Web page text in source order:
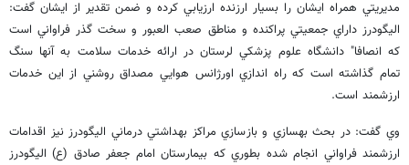
مديريتي همراه ايشان را بسيار ارزنده ارزيابي كرده و ضمن تقدير از ايشان گفت:
اليگودرز داراي جمعيتي پراكنده و مناطق صعب العبور و سخت گذر فراواني است
كه انصافا" دانشگاه علوم پزشكي لرستان در ارائه خدمات سلامت به آنها سنگ
تمام گذاشته است كه راه اندازي اورژانس هوايي مصداق روشني از اين خدمات
ارزشمند است.
وي گفت: در بحث بهسازي و بازسازي مراكز بهداشتي درماني اليگودرز نيز اقدامات
ارزشمند فراواني انجام شده بطوري كه بيمارستان امام جعفر صادق (ع) اليگودرز